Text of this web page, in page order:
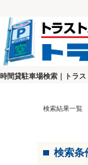
時間貸駐車場検索｜トラ
検索結果一覧
検索条